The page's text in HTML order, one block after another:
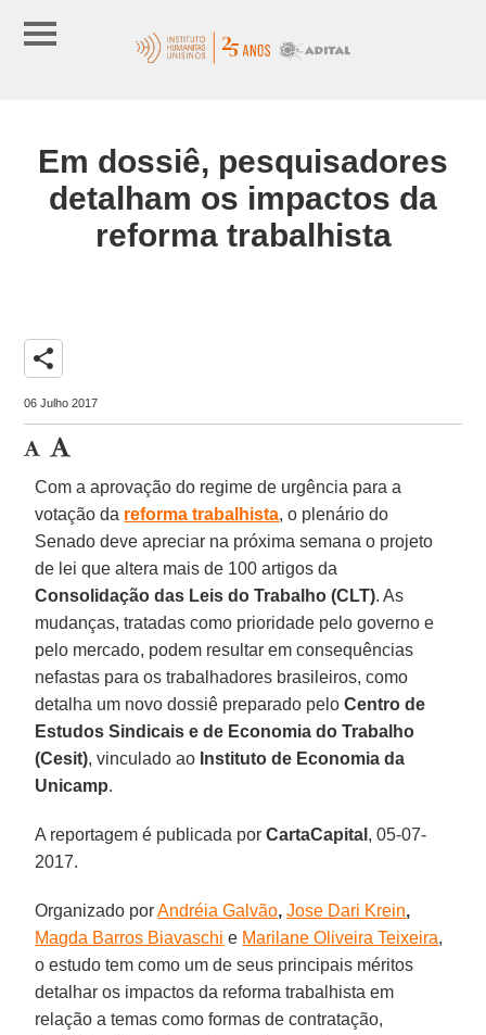
Em dossiê, pesquisadores
detalham os impactos da
reforma trabalhista
share
06 Julho 2017
Com a aprovação do regime de urgência para a
votação da reforma trabalhista, o plenário do
Senado deve apreciar na próxima semana o projeto
de lei que altera mais de 100 artigos da
Consolidação das Leis do Trabalho (CLT). As
mudanças, tratadas como prioridade pelo governo e
pelo mercado, podem resultar em consequências
nefastas para os trabalhadores brasileiros, como
detalha um novo dossiê preparado peloCentro de
Estudos Sindicais e de Economia do Trabalho
(Cesit), vinculado ao Instituto de Economia da
Unicamp.
A reportagem é publicada porCartaCapital , 05-07-
2017.
Organizado porAndréia Galvão,Jose Dari Krein,
Magda Barros Biavaschi e Marilane Oliveira Teixeira,
o estudo tem como um de seus principais méritos
detalhar os impactos da reforma trabalhista em
relação a temas como formas de contratação,